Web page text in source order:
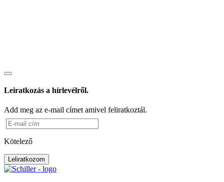
Leiratkozás a hírlevélről.
Add meg az e-mail címet amivel feliratkoztál.
Kötelező
Leliratkozom